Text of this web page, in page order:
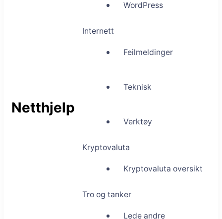
Netthjelp
WordPress
Internett
Feilmeldinger
Teknisk
Verktøy
Kryptovaluta
Kryptovaluta oversikt
Tro og tanker
Lede andre